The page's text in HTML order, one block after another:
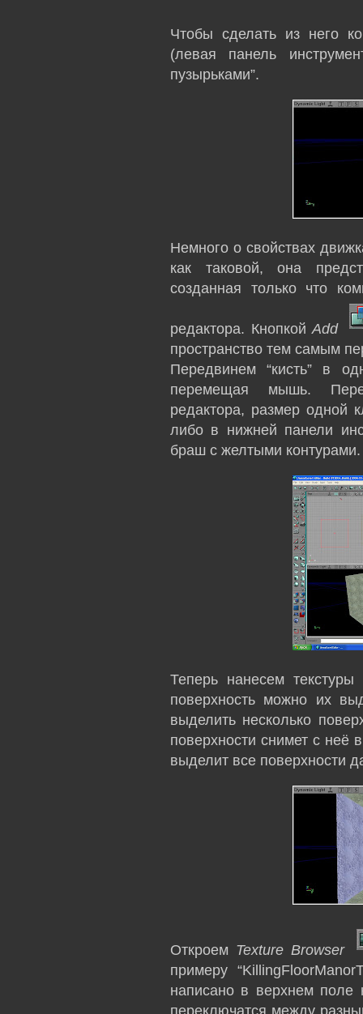
Чтобы сделать из него
(левая панель
пузырьками”.
Немного о свойствах
как таковой, она
созданная только что
редактора. КнопкойAdd
пространство тем самым
Передвинем “кисть” в
перемещая мышь.
редактора, размер одной
либо в нижней панели
браш с желтыми
Теперь нанесем
поверхность можно их
выделить несколько
поверхности снимет с неё
выделит все поверхности
Откроем Texture Browser
примеру
написано в верхнем поле
переключатся между